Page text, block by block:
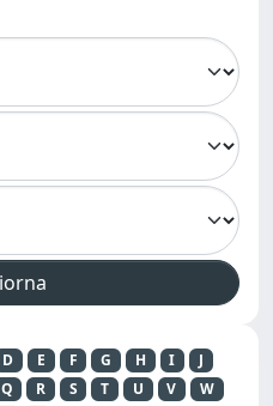
D E F G H I
J
Q R S T U V
W